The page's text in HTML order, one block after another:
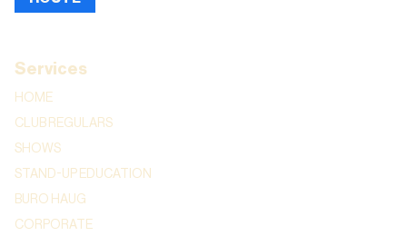
Services
HOME
CLUB REGULARS
SHOWS
STAND-UP EDUCATION
BURO HAUG
CORPORATE